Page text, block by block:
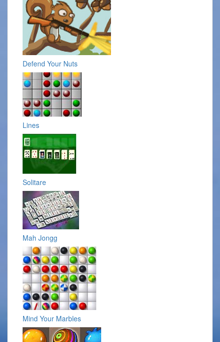
Defend Your Nuts
Lines
Solitare
Mah Jongg
Mind Your Marbles